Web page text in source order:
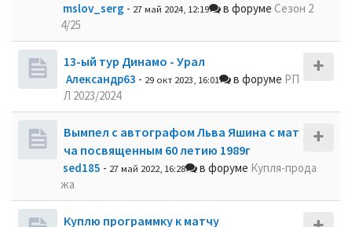
mslov_serg - 27 май 2024, 12:19 в форуме Сезон 2
4/25
13-ый тур Динамо - Урал
Александр63 - 29 окт 2023, 16:01 в форуме РП
Л 2023/2024
Вымпел с автографом Льва Яшина с мат
ча посвященным 60 летию 1989г
sed185 - 27 май 2022, 16:28 в форуме Купля-прода
жа
Куплю программку к матчу